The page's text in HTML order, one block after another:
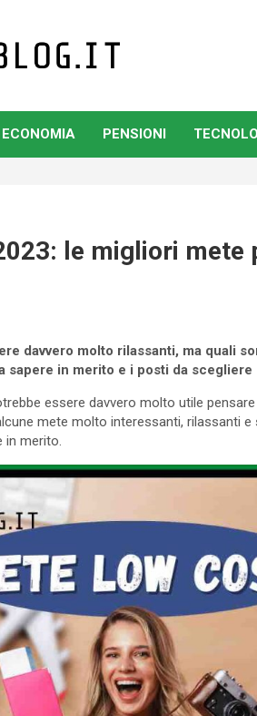
ECONOMIA PENSIONI
le migliori mete
davvero molto rilassanti, ma quali
sapere in merito e i posti da scegliere
essere davvero molto utile
mete molto interessanti, rilassanti
in merito.